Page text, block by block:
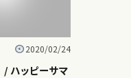
2020/02/24
/ ハッピーサマ